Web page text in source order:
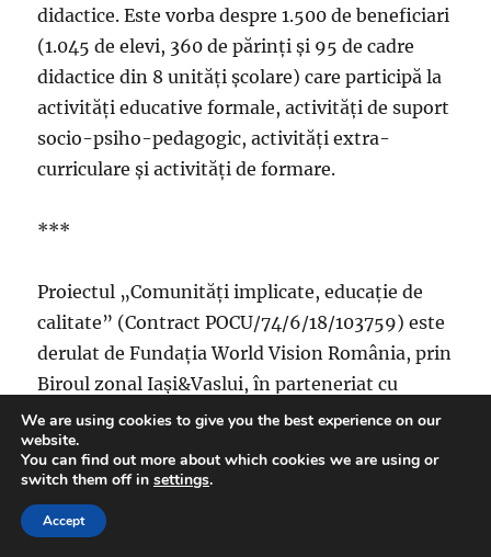
didactice. Este vorba despre 1.500 de beneficiari
(1.045 de elevi, 360 de părinți și 95 de cadre
didactice din 8 unități școlare) care participă la
activități educative formale, activități de suport
socio-psiho-pedagogic, activități extra-
curriculare și activități de formare.
***
Proiectul „Comunități implicate, educație de
calitate” (Contract POCU/74/6/18/103759) este
derulat de Fundația World Vision România, prin
Biroul zonal Iași&Vaslui, în parteneriat cu
Inspectoratul Școlar Județean Iași alături de 8
unități de învățământ asociate din județele Iași
(Școala Gimnazială Nr. 1 Domnița, Școala
Profesională de Industrie Alimentară Țibana,
Școala Gimnazială Glodenii Gândului, Liceul
We are using cookies to give you the best experience on our
website.
You can find out more about which cookies we are using or
switch them off in settings.
Accept